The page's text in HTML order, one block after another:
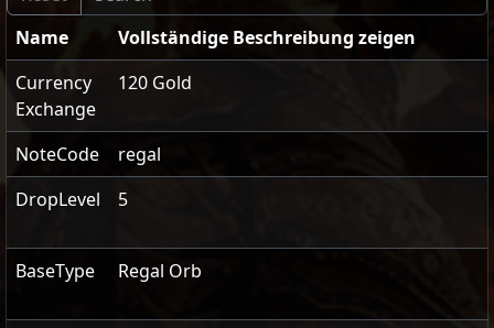
Name
Vollständige Beschreibung zeigen
Currency
Exchange
120 Gold
NoteCode
regal
DropLevel
5
BaseType Regal Orb